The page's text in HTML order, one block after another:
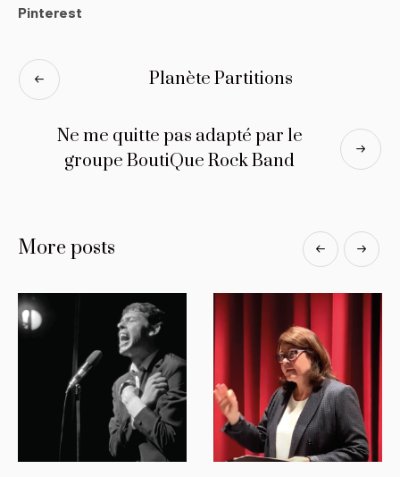
Pinterest
Planète Partitions
Ne me quitte pas adapté par le
groupe BoutiQue Rock Band
More posts